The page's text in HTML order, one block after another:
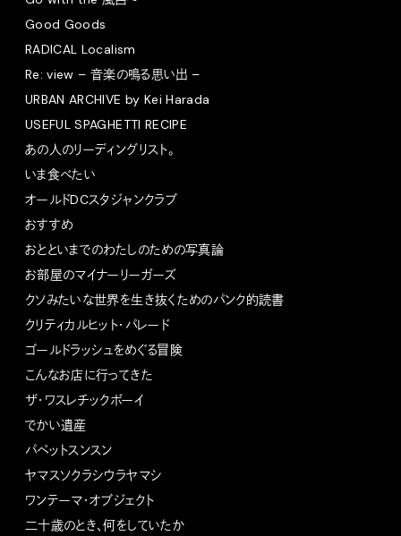
Good Goods
RADICAL Localism
Re: view – 音楽の鳴る思い出 –
URBAN ARCHIVE by Kei Harada
USEFUL SPAGHETTI RECIPE
あの人のリーディングリスト。
いま食べたい
オールドDCスタジャンクラブ
おすすめ
おとといまでのわたしのための写真論
お部屋のマイナーリーガーズ
クソみたいな世界を生き抜くためのパンク的読書
クリティカルヒット・パレード
ゴールドラッシュをめぐる冒険
こんなお店に行ってきた
ザ・ワスレチックボーイ
でかい遺産
パペットスンスン
ヤマスソクラシウラヤマシ
ワンテーマ・オブジェクト
二十歳のとき、何をしていたか